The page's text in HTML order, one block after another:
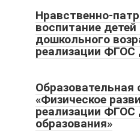
Нравственно-
воспитание
дошкольного
реализации
Образовательная
«Физическое
реализации ФГОС
образования»